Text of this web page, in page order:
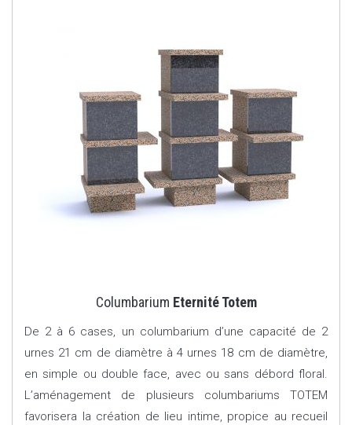
Columbarium Eternité Totem
De 2 à 6 cases, un columbarium d’une capacité de 2
urnes 21 cm de diamètre à 4 urnes 18 cm de diamètre,
en simple ou double face, avec ou sans débord floral.
L’aménagement de plusieurs columbariums TOTEM
favorisera la création de lieu intime, propice au recueil